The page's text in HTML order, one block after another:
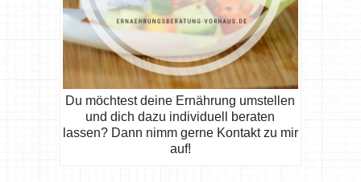
Du möchtest deine Ernährung umstellen
und dich dazu individuell beraten
lassen? Dann nimm gerne Kontakt zu mir
auf!